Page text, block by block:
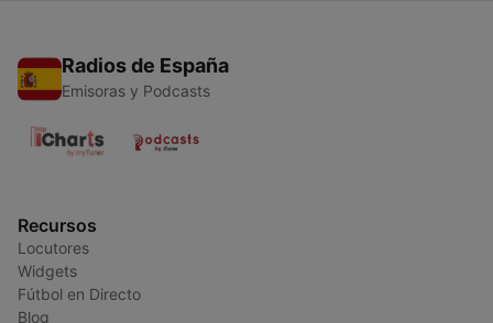
Radios de España
Emisoras y Podcasts
Recursos
Locutores
Widgets
Fútbol en Directo
Blog